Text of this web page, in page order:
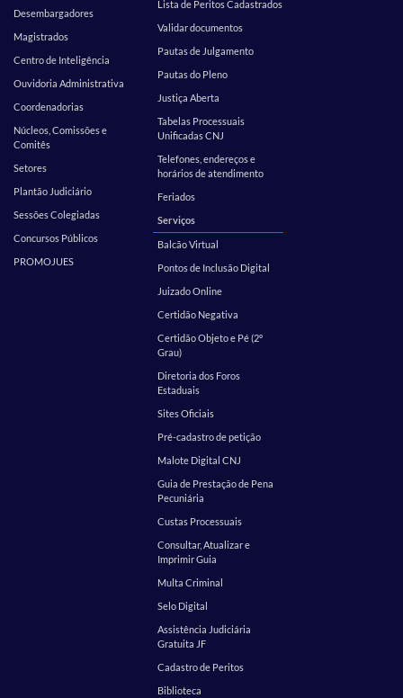
Desembargadores
Magistrados
Centro de Inteligência
Ouvidoria Administrativa
Coordenadorias
Núcleos, Comissões e
Comitês
Setores
Plantão Judiciário
Sessões Colegiadas
Concursos Públicos
PROMOJUES
Lista de Peritos Cadastrados
Validar documentos
Pautas de Julgamento
Pautas do Pleno
Justiça Aberta
Tabelas Processuais
Unificadas CNJ
Telefones, endereços e
horários de atendimento
Feriados
Serviços
Balcão Virtual
Pontos de Inclusão Digital
Juizado Online
Certidão Negativa
Certidão Objeto e Pé (2º
Grau)
Diretoria dos Foros
Estaduais
Sites Oficiais
Pré-cadastro de petição
Malote Digital CNJ
Guia de Prestação de Pena
Pecuniária
Custas Processuais
Consultar, Atualizar e
Imprimir Guia
Multa Criminal
Selo Digital
Assistência Judiciária
Gratuita JF
Cadastro de Peritos
Biblioteca